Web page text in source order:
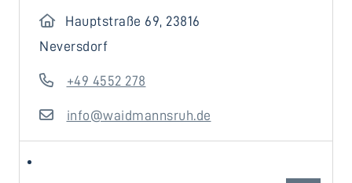
Hauptstraße 69, 23816
Neversdorf
+49 4552 278
info@waidmannsruh.de